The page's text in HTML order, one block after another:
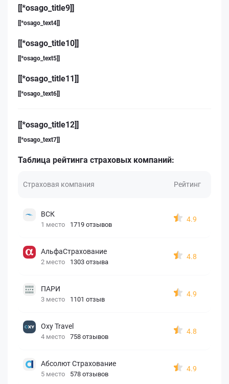
[[*osago_title9]]
[[*osago_text4]]
[[*osago_title10]]
[[*osago_text5]]
[[*osago_title11]]
[[*osago_text6]]
[[*osago_title12]]
[[*osago_text7]]
Таблица рейтинга страховых компаний:
Страховая компания Рейтинг
ВСК
1 место 1719 отзывов
4.9
АльфаСтрахование
2 место 1303 отзыва
4.8
ПАРИ
3 место 1101 отзыв
4.9
Oxy Travel
4 место 758 отзывов
4.8
Абсолют Страхование
5 место 578 отзывов
4.9